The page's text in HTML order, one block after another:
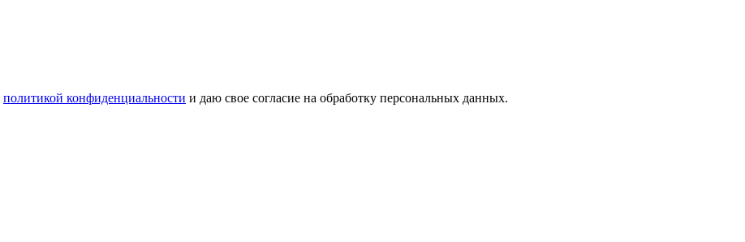
политикой конфиденциальности и даю свое согласие на обработку персональных данных.